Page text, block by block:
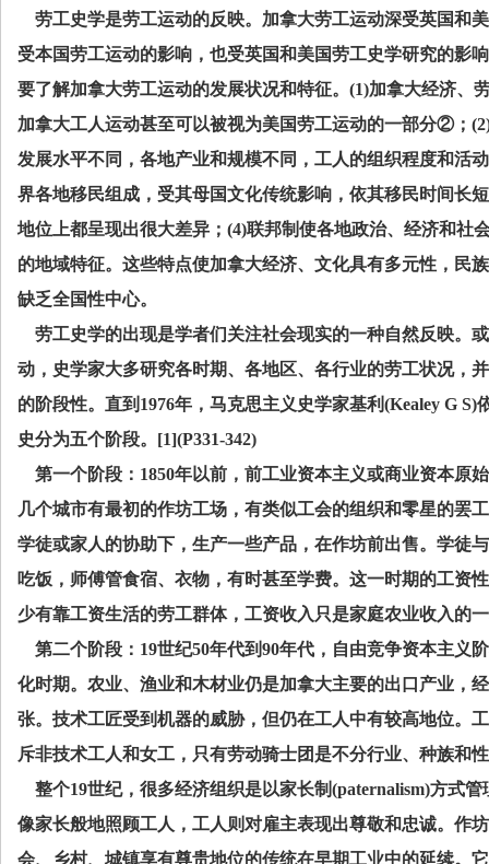
劳工史学是劳工运动的反映。加拿大劳工运动深受英国和
受本国劳工运动的影响，也受英国和美国劳工史学研究的影
要了解加拿大劳工运动的发展状况和特征。 (1)加拿大经济、
加拿大工人运动甚至可以被视为美国劳工运动的一部分②；
发展水平不同，各地产业和规模不同，工人的组织程度和活
界各地移民组成，受其母国文化传统影响，依其移民时间长
地位上都呈现出很大差异； (4)联邦制使各地政治、经济和社
的地域特征。这些特点使加拿大经济、文化具有多元性，民
缺乏全国性中心。
劳工史学的出现是学者们关注社会现实的一种自然反映。
动，史学家大多研究各时期、各地区、各行业的劳工状况，
的阶段性。直到 1976年，马克思主义史学家基利(Kealey G S)
史分为五个阶段。 [1](P331-342)
第一个阶段： 1850年以前，前工业资本主义或商业资本原
几个城市有最初的作坊工场，有类似工会的组织和零星的罢
学徒或家人的协助下，生产一些产品，在作坊前出售。学徒
吃饭，师傅管食宿、衣物，有时甚至学费。这一时期的工资
少有靠工资生活的劳工群体，工资收入只是家庭农业收入的
第二个阶段： 19世纪50年代到90年代，自由竞争资本主义
化时期。农业、渔业和木材业仍是加拿大主要的出口产业，
张。技术工匠受到机器的威胁，但仍在工人中有较高地位。
斥非技术工人和女工，只有劳动骑士团是不分行业、种族和
整个19世纪，很多经济组织是以家长制(paternalism)方式管
像家长般地照顾工人，工人则对雇主表现出尊敬和忠诚。作
会、乡村、城镇享有尊贵地位的传统在早期工业中的延续。